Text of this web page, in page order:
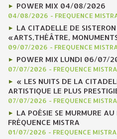
POWER MIX 04/08/2026
04/08/2026 - FREQUENCE
LA CITADELLE DE
«ARTS,THÉÂTRE,
09/07/2026 - FREQUENCE
POWER MIX LUNDI 06/07/
07/07/2026 - FREQUENCE
« LES NUITS DE LA
ARTISTIQUE LE PLUS
07/07/2026 - FREQUENCE
LA POÉSIE SE MURMURE
FRÉQUENCE MISTRA
01/07/2026 - FREQUENCE